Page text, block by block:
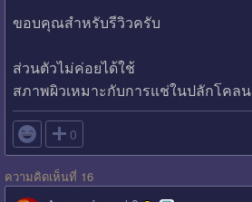
ขอบคุณสำหรับรีวิวครับ
ส่วนตัวไม่ค่อยได้ใช้
สภาพผิวเหมาะกับการแช่ในปลักโคลน
 0
ความคิดเห็นที่ 16